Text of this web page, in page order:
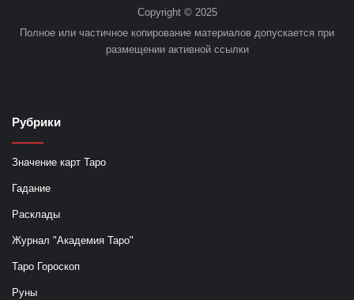
Copyright © 2025
Полное или частичное копирование материалов допускается при
размещении активной ссылки
Рубрики
Значение карт Таро
Гадание
Расклады
Журнал "Академия Таро"
Таро Гороскоп
Руны